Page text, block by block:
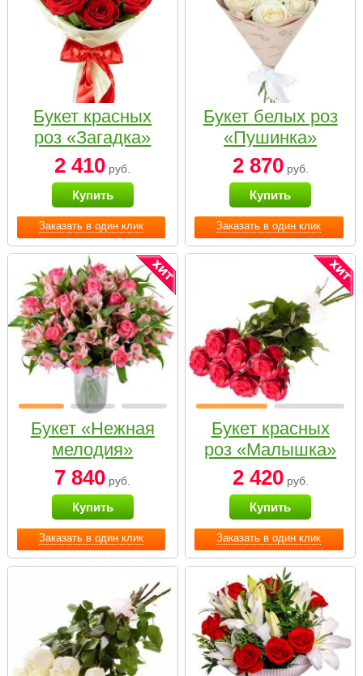
Заказать в один клик
Букет красных
роз «Загадка»
2 410 руб.
Купить
Заказать в один клик
Букет белых роз
«Пушинка»
2 870руб.
Купить
Заказать в один клик
Букет «Нежная
мелодия»
7 840 руб.
Купить
Заказать в один клик
Букет красных
роз «Малышка»
2 420руб.
Купить